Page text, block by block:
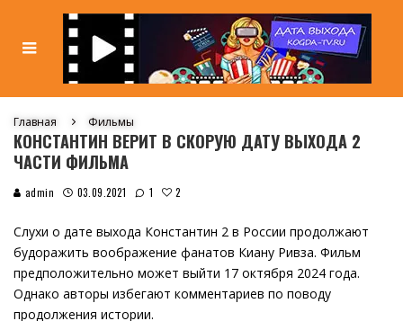
Главная Фильмы
КОНСТАНТИН ВЕРИТ В СКОРУЮ ДАТУ ВЫХОДА 2
ЧАСТИ ФИЛЬМА
admin 03.09.2021 1 2
Слухи о дате выхода Константин 2 в России продолжают
будоражить воображение фанатов Киану Ривза. Фильм
предположительно может выйти 17 октября 2024 года.
Однако авторы избегают комментариев по поводу
продолжения истории.